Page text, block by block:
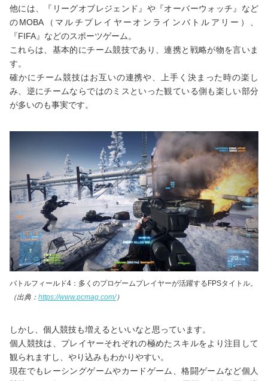
他には、『リーグオブレジェンド』や『オーバーウォッチ』など
のMOBA（マルチプレイヤーオンラインバトルアリー）、
『FIFA』などのスポーツゲーム。
これらは、基本的にチーム競技であり、連携と戦略が物を言いま
す。
確かにチーム競技はお互いの連携や、上手く決まった時の楽し
み、逆にチームならではのミスといった観ている側も楽しい部分
が多いのも事実です。
バトルフィールド4：多くのプロゲームプレイヤーが活躍するFPSタイトル。
（出典： https://www.pcmag.com/）
しかし、個人競技も増えるといいなと思っています。
個人競技は、プレイヤーそれぞれの極めたスキルをより注目して
観られますし、やり込みもわかりやすい。
現在でもレーシングゲームやカードゲーム、格闘ゲームなど個人